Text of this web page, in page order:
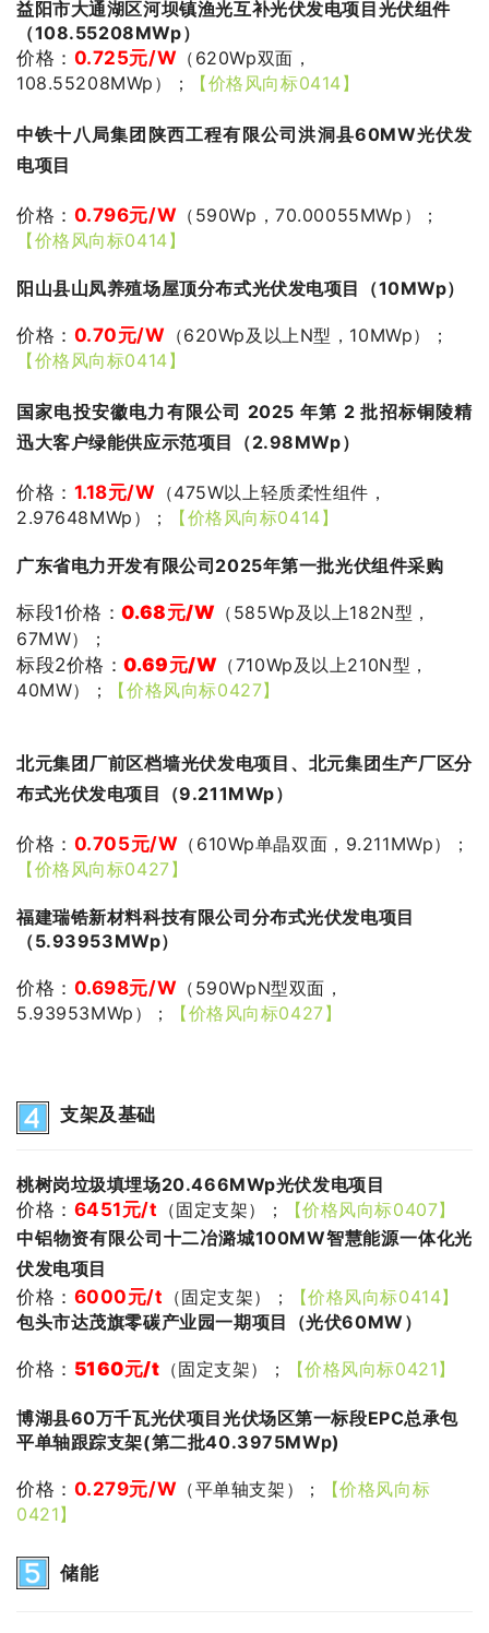
益阳市大通湖区河坝镇渔光互补光伏发电项目光伏组件
（108.55208MWp）
价格： 0.725元/W （620Wp双面，
108.55208MWp）；
【价格风向标0414】
中铁十八局集团陕西工程有限公司洪洞县60MW光伏发
电项目
价格： 0.796元/W （590Wp，70.00055MWp）；
【价格风向标0414】
阳山县山凤养殖场屋顶分布式光伏发电项目（10MWp）
价格： 0.70元/W （620Wp及以上N型，10MWp）；
【价格风向标0414】
国家电投安徽电力有限公司 2025 年第 2 批招标铜陵精
迅大客户绿能供应示范项目（2.98MWp）
价格： 1.18元/W （475W以上轻质柔性组件，
2.97648MWp）；
【价格风向标0414】
广东省电力开发有限公司2025年第一批光伏组件采购
标段1价格：0.68元/W （585Wp及以上182N型，
67MW）；
标段2价格：0.69元/W （710Wp及以上210N型，
40MW）；
【价格风向标0427】
北元集团厂前区档墙光伏发电项目、北元集团生产厂区分
布式光伏发电项目（9.211MWp）
价格： 0.705元/W （610Wp单晶双面，9.211MWp）；
【价格风向标0427】
福建瑞锆新材料科技有限公司分布式光伏发电项目
（5.93953MWp）
价格： 0.698元/W （590WpN型双面，
5.93953MWp）；
【价格风向标0427】
支架及基础
桃树岗垃圾填埋场20.466MWp光伏发电项目
价格： 6451元/t （固定支架）；
【价格风向标0407】
中铝物资有限公司十二冶潞城100MW智慧能源一体化光
伏发电项目
价格： 6000元/t （固定支架）；
【价格风向标0414】
包头市达茂旗零碳产业园一期项目（光伏60MW）
价格： 5160元/t （固定支架）； 【价格风向标0421】
博湖县60万千瓦光伏项目光伏场区第一标段EPC总承包
平单轴跟踪支架(第二批40.3975MWp)
价格： 0.279元/W （平单轴支架）；
【价格风向标
0421】
储能